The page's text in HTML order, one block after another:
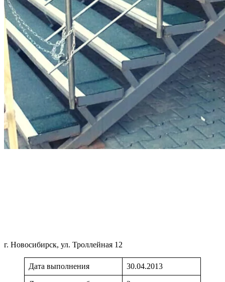
г. Новосибирск, ул. Троллейная 12
Дата выполнения 30.04.2013